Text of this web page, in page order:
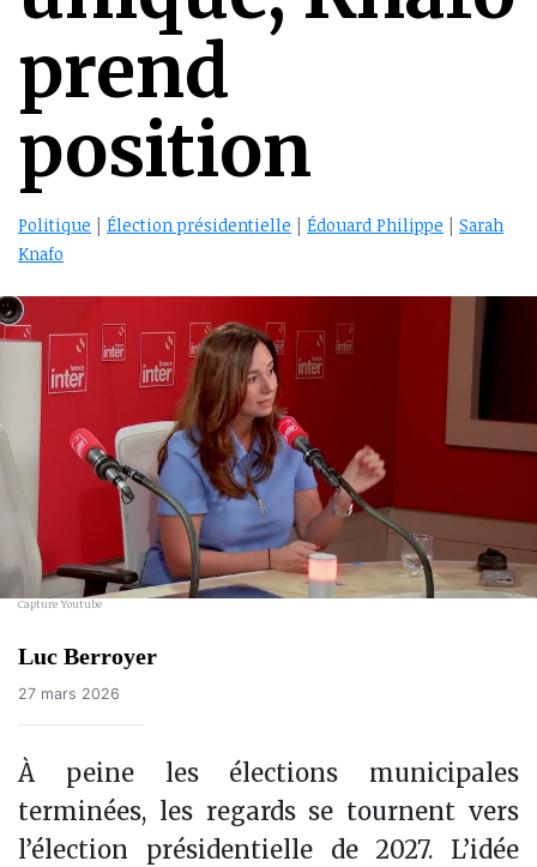
prend
position
Politique | Élection présidentielle | Édouard Philippe | Sarah
Knafo
Capture Youtube
Luc Berroyer
27 mars 2026
À peine les élections municipales
terminées, les regards se tournent vers
l’élection présidentielle de 2027. L’idée